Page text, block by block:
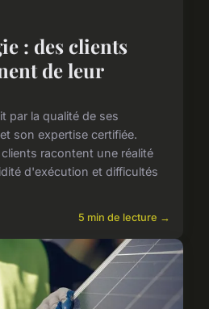
: des clients
de leur
par la qualité de ses
son expertise certifiée.
racontent une réalité
d'exécution et difficultés
5 min de lecture →